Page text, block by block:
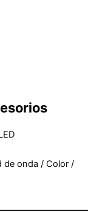
de onda / Color /